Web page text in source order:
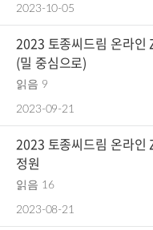
2023-10-05
2023 토종씨드림 온라인
(밀 중심으로)
읽음 9
2023-09-21
2023 토종씨드림 온라인
정원
읽음 16
2023-08-21